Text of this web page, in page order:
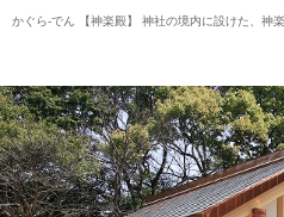
かぐら‐でん 【神楽殿】 神社の境内に設けた、神